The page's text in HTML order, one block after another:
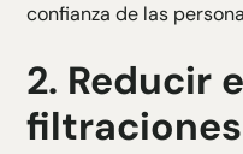
confianza de las
2. Reducir